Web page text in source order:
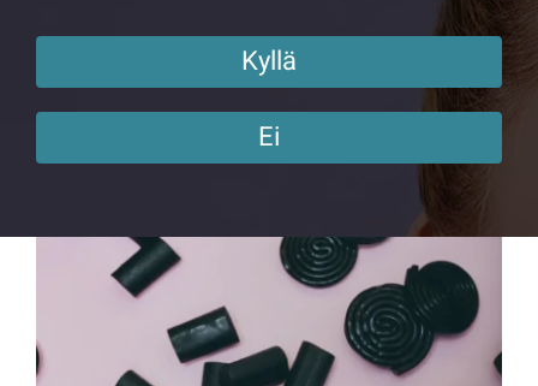
Kyllä
Ei